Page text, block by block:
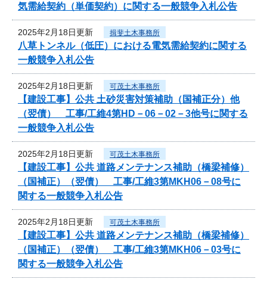
気需給契約（単価契約）に関する一般競争入札公告
2025年2月18日更新 揖斐土木事務所
八草トンネル（低圧）における電気需給契約に関する
一般競争入札公告
2025年2月18日更新 可茂土木事務所
【建設工事】公共 土砂災害対策補助（国補正分）他
（翌債） 工事/工維4第HD－06－02－3他号に関する
一般競争入札公告
2025年2月18日更新 可茂土木事務所
【建設工事】公共 道路メンテナンス補助（橋梁補修）
（国補正）（翌債） 工事/工維3第MKH06－08号に
関する一般競争入札公告
2025年2月18日更新 可茂土木事務所
【建設工事】公共 道路メンテナンス補助（橋梁補修）
（国補正）（翌債） 工事/工維3第MKH06－03号に
関する一般競争入札公告